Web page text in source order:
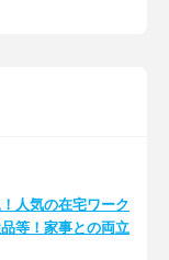
人気の在宅ワーク
等！家事との両立